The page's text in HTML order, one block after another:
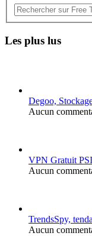
Les plus lus
Degoo,
Aucun
VPN Gratuit
Aucun
TrendsSpy,
Aucun